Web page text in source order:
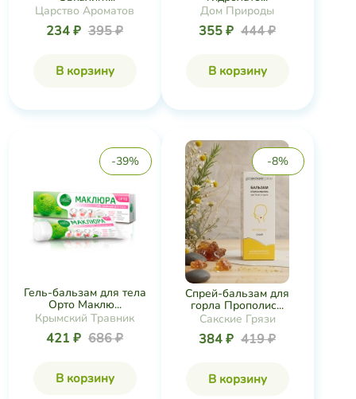
Царство Ароматов
234 ₽ 395 ₽
В корзину
Дом Природы
355 ₽ 444 ₽
В корзину
-39%
Гель-бальзам для тела
Орто Маклю...
Крымский Травник
421 ₽ 686 ₽
В корзину
-8%
Спрей-бальзам для
горла Прополис...
Сакские Грязи
384 ₽ 419 ₽
В корзину